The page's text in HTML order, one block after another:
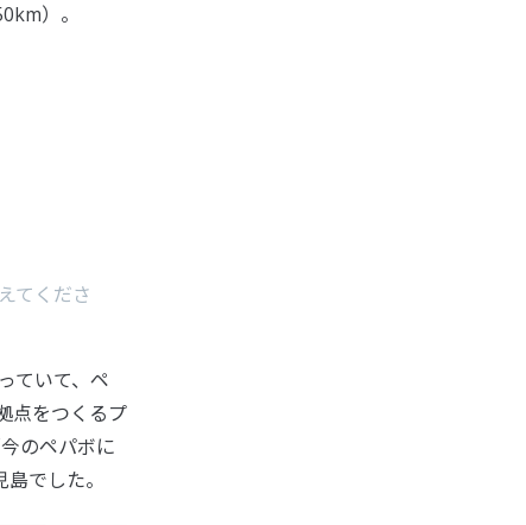
）。
てくださ
ていて、ペ
点をつくるプ
のペパボに
でした。